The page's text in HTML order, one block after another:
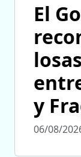
El
y
06/08/